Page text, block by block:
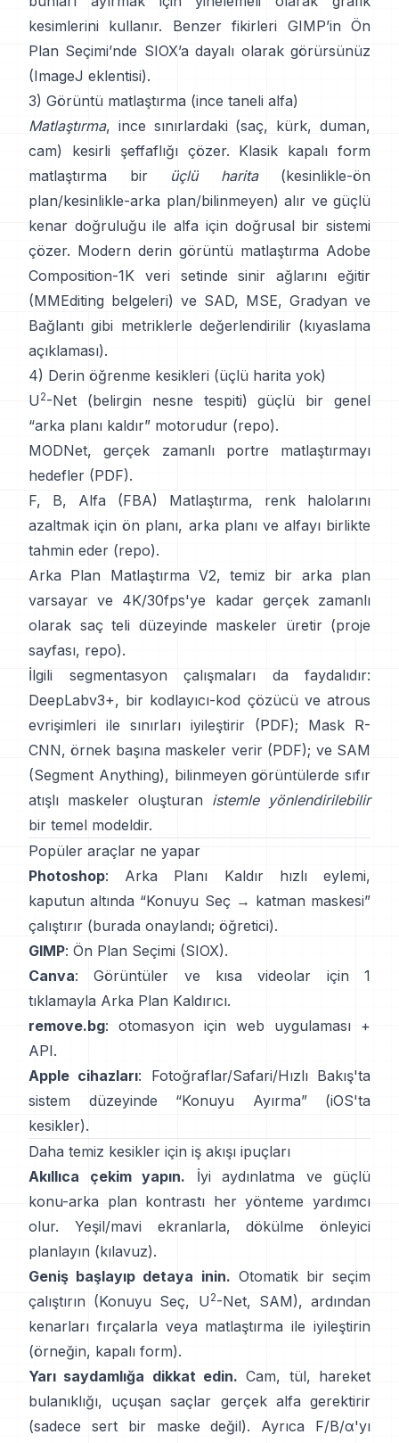
kesimlerini kullanır. Benzer fikirleri GIMP’in Ön
Plan Seçimi’nde SIOX’a dayalı olarak görürsünüz
(ImageJ eklentisi).
3) Görüntü matlaştırma (ince taneli alfa)
Matlaştırma, ince sınırlardaki (saç, kürk, duman,
cam) kesirli şeffaflığı çözer. Klasik kapalı form
matlaştırma
bir üçlü harita(kesinlikle-ön
plan/kesinlikle-arka plan/bilinmeyen) alır ve güçlü
kenar doğruluğu ile alfa için doğrusal bir sistemi
çözer. Modern derin görüntü matlaştırma Adobe
Composition-1K veri setinde sinir ağlarını eğitir
(MMEditing belgeleri) ve SAD, MSE, Gradyan ve
Bağlantı gibi metriklerle değerlendirilir (kıyaslama
açıklaması).
4) Derin öğrenme kesikleri (üçlü harita yok)
U2-Net (belirgin nesne tespiti) güçlü bir genel
“arka planı kaldır” motorudur (repo).
MODNet, gerçek zamanlı portre matlaştırmayı
hedefler (PDF).
F, B, Alfa (FBA) Matlaştırma, renk halolarını
azaltmak için ön planı, arka planı ve alfayı birlikte
tahmin eder (repo).
Arka Plan Matlaştırma V2, temiz bir arka plan
varsayar ve 4K/30fps'ye kadar gerçek zamanlı
olarak saç teli düzeyinde maskeler üretir (proje
sayfası, repo).
İlgili segmentasyon çalışmaları da faydalıdır:
DeepLabv3+, bir kodlayıcı-kod çözücü ve atrous
evrişimleri ile sınırları iyileştirir (PDF);
Mask R-
CNN, örnek başına maskeler verir (PDF); ve SAM
(Segment Anything), bilinmeyen görüntülerde sıfır
atışlı maskeler oluşturan istemle yönlendirilebilir
bir temel modeldir.
Popüler araçlar ne yapar
Photoshop: Arka Planı Kaldırhızlı eylemi,
kaputun altında “Konuyu Seç → katman maskesi”
çalıştırır (burada onaylandı; öğretici).
GIMP: Ön Plan Seçimi (SIOX).
Canva: Görüntüler ve kısa videolar için 1
tıklamayla Arka Plan Kaldırıcı.
remove.bg: otomasyon için web uygulaması +
API.
Apple cihazları: Fotoğraflar/Safari/Hızlı Bakış'ta
sistem düzeyinde “Konuyu Ayırma” (iOS'ta
kesikler).
Daha temiz kesikler için iş akışı ipuçları
Akıllıca çekim yapın. İyi aydınlatma ve güçlü
konu-arka plan kontrastı her yönteme yardımcı
olur. Yeşil/mavi ekranlarla,
dökülme önleyici
planlayın (kılavuz).
Geniş başlayıp detaya inin. Otomatik bir seçim
çalıştırın (Konuyu Seç, U 2-Net, SAM), ardından
kenarları fırçalarla veya matlaştırma ile iyileştirin
(örneğin, kapalı form).
Yarı saydamlığa dikkat edin. Cam, tül, hareket
bulanıklığı, uçuşan saçlar gerçek alfa gerektirir
(sadece sert bir maske değil). Ayrıca
F/B/α'yı